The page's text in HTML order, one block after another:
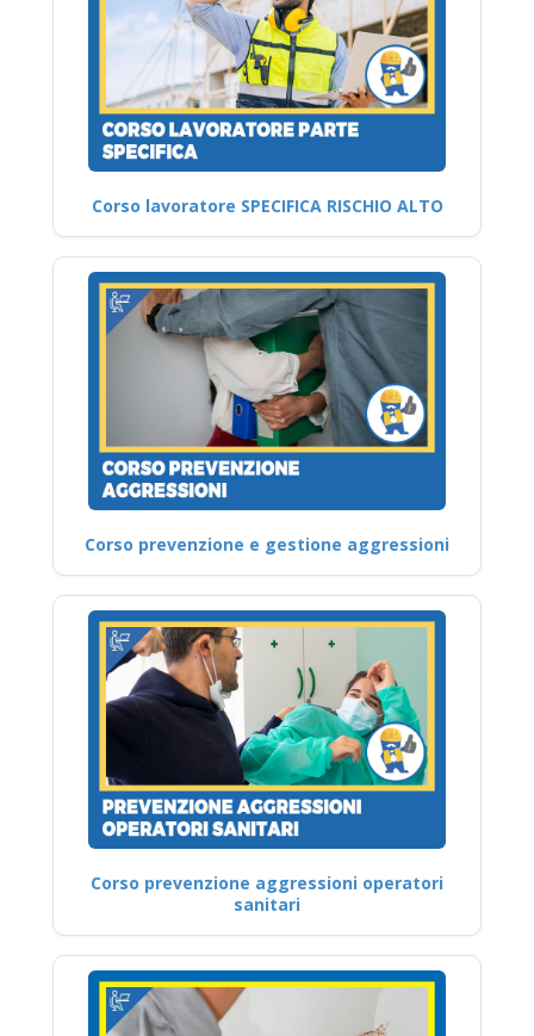
Corso lavoratore SPECIFICA RISCHIO ALTO
Corso prevenzione e gestione aggressioni
Corso prevenzione aggressioni operatori
sanitari